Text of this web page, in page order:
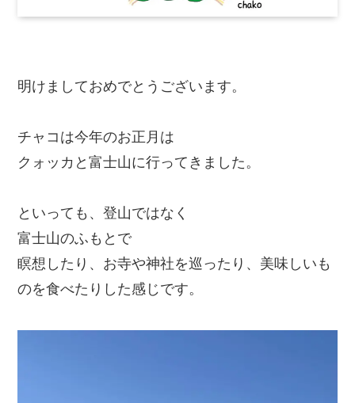
明けましておめでとうございます。
チャコは今年のお正月は
クォッカと富士山に行ってきました。
といっても、登山ではなく
富士山のふもとで
瞑想したり、お寺や神社を巡ったり、美味しいも
のを食べたりした感じです。